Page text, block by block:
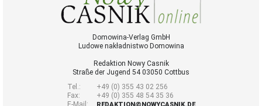
Domowina-Verlag GmbH
Ludowe nakładnistwo Domowina
Redaktion Nowy Casnik
Straße der Jugend 54 03050 Cottbus
Tel.:
+49 (0) 355 43 02 256
Fax:
+49 (0) 355 48 54 35 36
E-Mail: